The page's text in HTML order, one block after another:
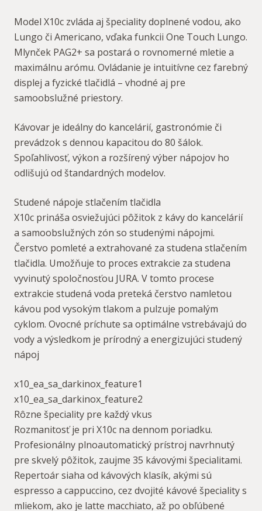
Model X10c zvláda aj špeciality doplnené vodou, ako
Lungo či Americano, vďaka funkcii One Touch Lungo.
Mlynček PAG2+ sa postará o rovnomerné mletie a
maximálnu arómu. Ovládanie je intuitívne cez farebný
displej a fyzické tlačidlá – vhodné aj pre
samoobslužné priestory.
Kávovar je ideálny do kancelárií, gastronómie či
prevádzok s dennou kapacitou do 80 šálok.
Spoľahlivosť, výkon a rozšírený výber nápojov ho
odlišujú od štandardných modelov.
Studené nápoje stlačením tlačidla
X10c prináša osviežujúci pôžitok z kávy do kancelárií
a samoobslužných zón so studenými nápojmi.
Čerstvo pomleté a extrahované za studena stlačením
tlačidla. Umožňuje to proces extrakcie za studena
vyvinutý spoločnosťou JURA. V tomto procese
extrakcie studená voda preteká čerstvo namletou
kávou pod vysokým tlakom a pulzuje pomalým
cyklom. Ovocné príchute sa optimálne vstrebávajú do
vody a výsledkom je prírodný a energizujúci studený
nápoj
x10_ea_sa_darkinox_feature1
x10_ea_sa_darkinox_feature2
Rôzne špeciality pre každý vkus
Rozmanitosť je pri X10c na dennom poriadku.
Profesionálny plnoautomatický prístroj navrhnutý
pre skvelý pôžitok, zaujme 35 kávovými špecialitami.
Repertoár siaha od kávových klasík, akými sú
espresso a cappuccino, cez dvojité kávové špeciality s
mliekom, ako je latte macchiato, až po obľúbené